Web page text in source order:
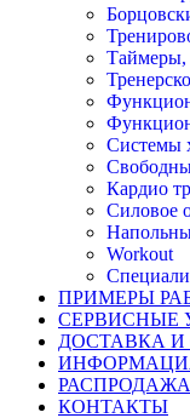
Системы
Кардио
Силовое
Workout
ПРИМЕРЫ
СЕРВИСНЫЕ
ДОСТАВКА И
РАСПРОДАЖА
КОНТАКТЫ